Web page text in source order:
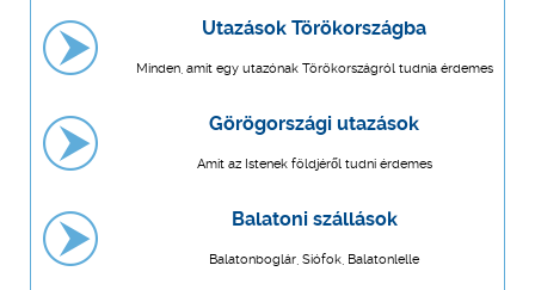
Utazások Törökországba
Minden, amit egy utazónak Törökországról tudnia érdemes
Görögországi utazások
Amit az Istenek földjéről tudni érdemes
Balatoni szállások
Balatonboglár, Siófok, Balatonlelle